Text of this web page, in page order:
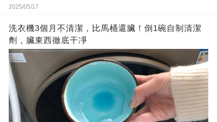
2025/05/17
洗衣機3個月不清潔，比馬桶還臟！倒1碗自制清潔
劑，臟東西徹底干凈